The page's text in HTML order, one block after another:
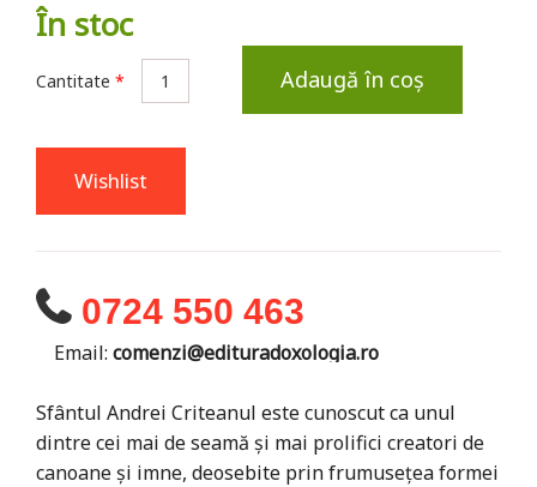
În stoc
Cantitate * Adaugă în coș
Wishlist
0724 550 463
Email: comenzi@edituradoxologia.ro
Sfântul Andrei Criteanul este cunoscut ca unul
dintre cei mai de seamă și mai prolifici creatori de
canoane și imne, deosebite prin frumusețea formei